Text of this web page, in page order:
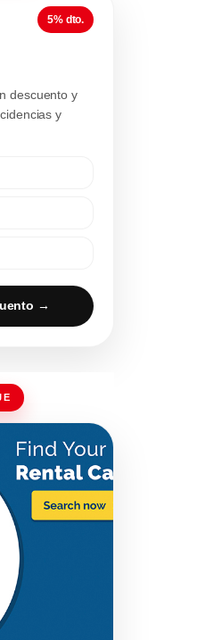
5% dto.
descuento y
y
→